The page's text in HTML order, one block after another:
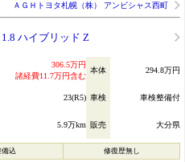
ＡＧＨトヨタ札幌（株） アンビシャス西町
ハイブリッド Z
306.5万円
諸経費11.7万円含む
本体 294.8万円
23(R5) 車検 車検整備付
5.9万km 販売 大分県
備込 修復歴無し